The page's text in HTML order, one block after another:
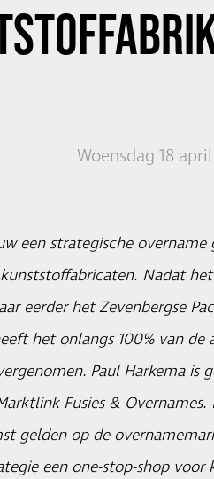
Woensdag 18
een strategische overname
Nadat
eerder het Zevenbergse
het onlangs 100% van de
Paul Harkema is
Fusies &
gelden op de
een one-stop-shop